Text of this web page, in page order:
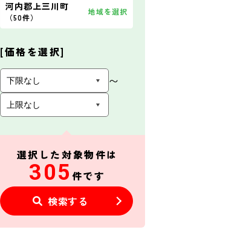
河内郡上三川町
（50件）
地域を選択
[価格を選択]
〜
選択した対象物件は
305 件です
検索する